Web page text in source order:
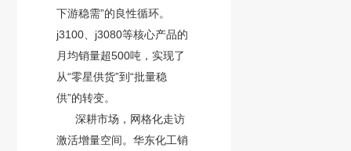
下游稳需”的良性循环。
j3100、j3080等核心产品的
月均销量超500吨，实现了
从“零星供货”到“批量稳
供”的转变。
深耕市场，网格化走访
激活增量空间。华东化工销